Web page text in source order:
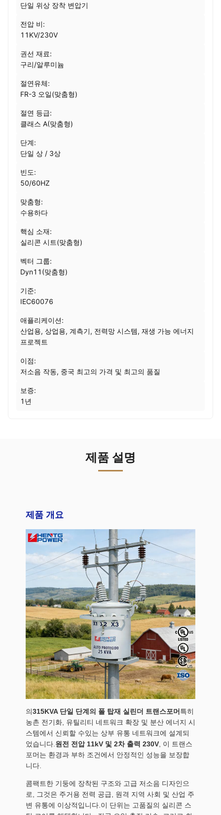
단일 위상 장착 변압기
전압 비:
11KV/230V
권선 재료:
구리/알루미늄
절연유체:
FR-3 오일(맞춤형)
절연 등급:
클래스 A(맞춤형)
단계:
단일 상 / 3상
빈도:
50/60HZ
맞춤형:
수용하다
핵심 소재:
실리콘 시트(맞춤형)
벡터 그룹:
Dyn11(맞춤형)
기준:
IEC60076
애플리케이션:
산업용, 상업용, 계측기, 전력망 시스템, 재생 가능 에너지
프로젝트
이점:
저소음 작동, 중국 최고의 가격 및 최고의 품질
보증:
1년
제품 설명
제품 개요
의315KVA 단일 단계의 폴 탑재 실린더 트랜스포머 특히
농촌 전기화, 유틸리티 네트워크 확장 및 분산 에너지 시
스템에서 신뢰할 수있는 상부 유통 네트워크에 설계되
었습니다. 원전 전압 11kV 및 2차 출력 230V , 이 트랜스
포머는 환경과 부하 조건에서 안정적인 성능을 보장합
니다.
콤팩트한 기둥에 장착된 구조와 고급 저소음 디자인으
로, 그것은 주거용 전력 공급, 원격 지역 사회 및 산업 주
변 유통에 이상적입니다.이 단위는 고품질의 실리콘 스